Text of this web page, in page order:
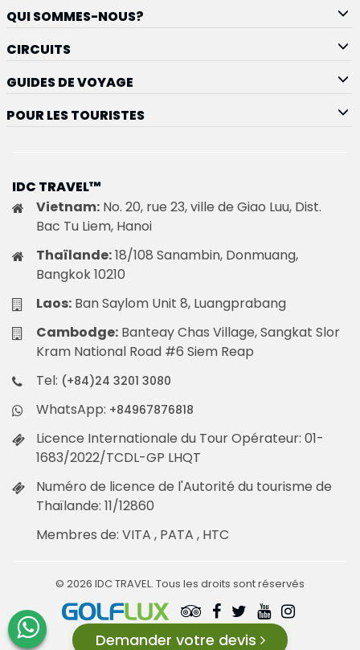
Demander votre devis
QUI SOMMES-NOUS?
CIRCUITS
GUIDES DE VOYAGE
POUR LES TOURISTES
IDC TRAVEL™
Vietnam: No. 20, rue 23, ville de Giao Luu, Dist.
Bac Tu Liem, Hanoi
Thaïlande:18/108 Sanambin, Donmuang,
Bangkok 10210
Laos: Ban Saylom Unit 8, Luangprabang
Cambodge: Banteay Chas Village, Sangkat Slor
Kram National Road #6 Siem Reap
Tel: (+84)24 3201 3080
WhatsApp: +84967876818
Licence Internationale du Tour Opérateur: 01-
1683/2022/TCDL-GP LHQT
Numéro de licence de l'Autorité du tourisme de
Thaïlande: 11/12860
Membres de: VITA , PATA , HTC
© 2026 IDC TRAVEL. Tous les droits sont réservés